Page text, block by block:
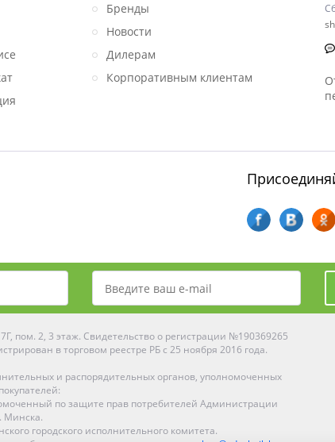
Бренды
Новости
Дилерам
Корпоративным клиентам
пом. 2, 3 этаж. Свидетельство о регистрации №190369265
в торговом реестре РБ с 25 ноября 2016 года.
и распорядительных органов, уполномоченных
по защите прав потребителей Администрации
Минска.
городского исполнительного комитета.